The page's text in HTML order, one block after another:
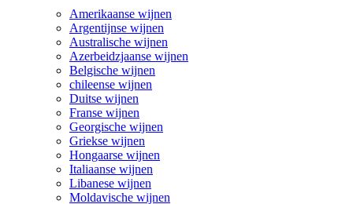
Amerikaanse wijnen
Argentijnse wijnen
Australische wijnen
Azerbeidzjaanse wijnen
Belgische wijnen
chileense wijnen
Duitse wijnen
Franse wijnen
Georgische wijnen
Griekse wijnen
Hongaarse wijnen
Italiaanse wijnen
Libanese wijnen
Moldavische wijnen